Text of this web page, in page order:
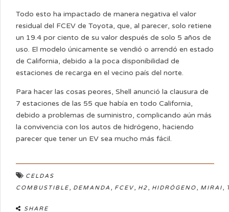
Todo esto ha impactado de manera negativa el valor
residual del FCEV de Toyota, que, al parecer, solo retiene
un 19.4 por ciento de su valor después de solo 5 años de
uso. El modelo únicamente se vendió o arrendó en estado
de California, debido a la poca disponibilidad de
estaciones de recarga en el vecino país del norte.
Para hacer las cosas peores, Shell anunció la clausura de
7 estaciones de las 55 que había en todo California,
debido a problemas de suministro, complicando aún más
la convivencia con los autos de hidrógeno, haciendo
parecer que tener un EV sea mucho más fácil.
CELDAS
COMBUSTIBLE, DEMANDA , FCEV, H2, HIDRÓGENO, MIRAI,
SHARE